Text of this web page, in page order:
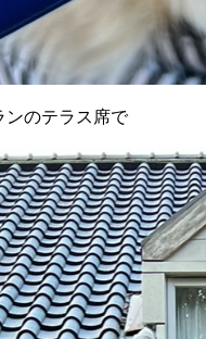
ンのテラス席で